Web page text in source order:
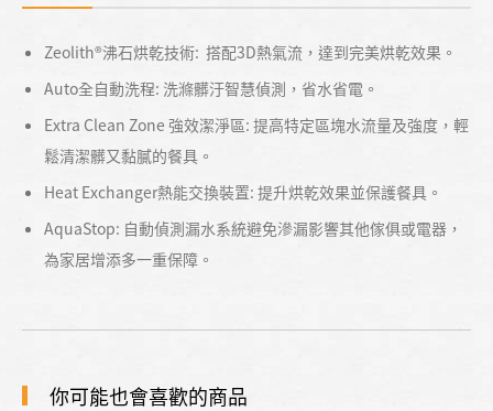
Zeolith®沸石烘乾技術: 搭配3D熱氣流，達到完美烘乾效果。
Auto全自動洗程: 洗滌髒汙智慧偵測，省水省電。
Extra Clean Zone 強效潔淨區: 提高特定區塊水流量及強度，輕
鬆清潔髒又黏膩的餐具。
Heat Exchanger熱能交換裝置: 提升烘乾效果並保護餐具。
AquaStop: 自動偵測漏水系統避免滲漏影響其他傢俱或電器，
為家居增添多一重保障。
你可能也會喜歡的商品